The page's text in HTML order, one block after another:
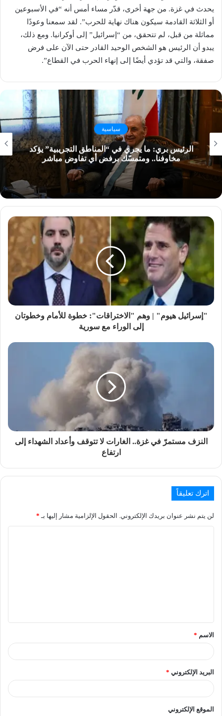
يحدث في غزة. من جهة أخرى، قدّر مساء أمس أنه “في الأسبوعين
أو الثلاثة القادمة سيكون هناك نهاية للحرب”. لقد سمعنا وعودًا
مماثلة من قبل، لم تتحقق، من “إسرائيل” إلى أوكرانيا. ومع ذلك،
يبدو أن الرئيس هو الشخص الوحيد القادر حتى الآن على فرض
صفقة، والتي قد تؤدي أيضًا إلى إنهاء الحرب في القطاع”.
سياسية
الرئيس بري: ما يجري في “المناطق التجريبية” يؤكد
مخاوفنا.. ومتمسّك برفض أي تفاوض مباشر
"إسرائيل هيوم" | وهم "الاختراقات": خطوة للأمام وخطوتان
إلى الوراء مع سورية
النزف مستمرّ في غزة.. الغارات لا تتوقف وأعداد الشهداء إلى
ارتفاع
اترك تعليقاً
لن يتم نشر عنوان بريدك الإلكتروني. الحقول الإلزامية مشار إليها بـ *
الاسم *
البريد الإلكتروني *
الموقع الإلكتروني